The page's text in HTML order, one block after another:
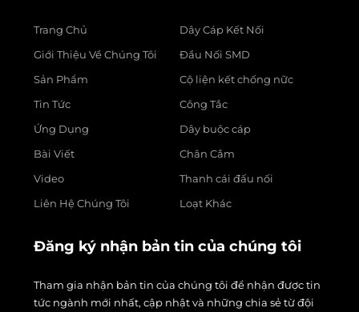
Trang Chủ
Giới Thiệu Về Chúng Tôi
Sản Phẩm
Tin Tức
Ứng Dụng
Bài Viết
Video
Liên Hệ Chúng Tôi
Dây Cáp Kết Nối
Đầu Nối SMD
Cộ liện kết chống nữc
Công Tắc
Dây buộc cáp
Chân Cắm
Thanh cái đấu nối
Loạt Khác
Đăng ký nhận bản tin của chúng tôi
Tham gia nhận bản tin của chúng tôi để nhận được tin
tức ngành mới nhất, cập nhật và những chia sẻ từ đội